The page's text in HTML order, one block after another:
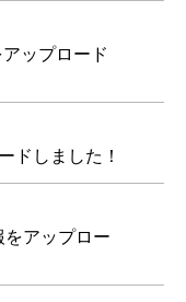
ップロード
ドしました！
アップロー